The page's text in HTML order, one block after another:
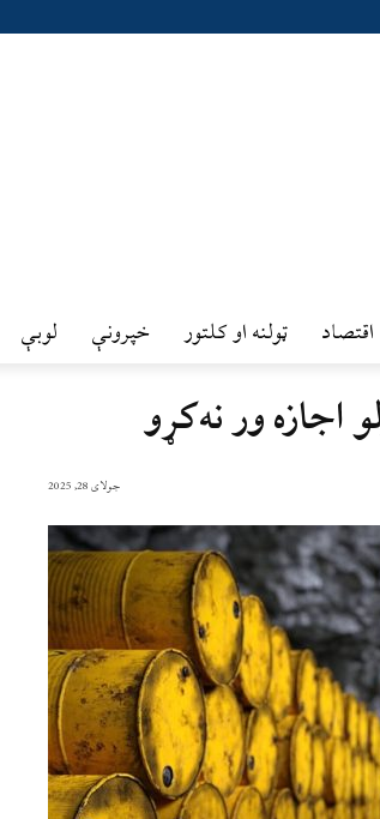
اقتصاد ټولنه او کلتور خپرونې لوبې
اجازه ور نه‌کړو
جولای 28, 2025